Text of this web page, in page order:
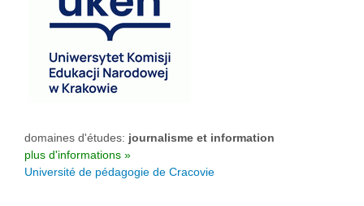
domaines d'études: journalisme et information
plus d'informations »
Université de pédagogie de Cracovie